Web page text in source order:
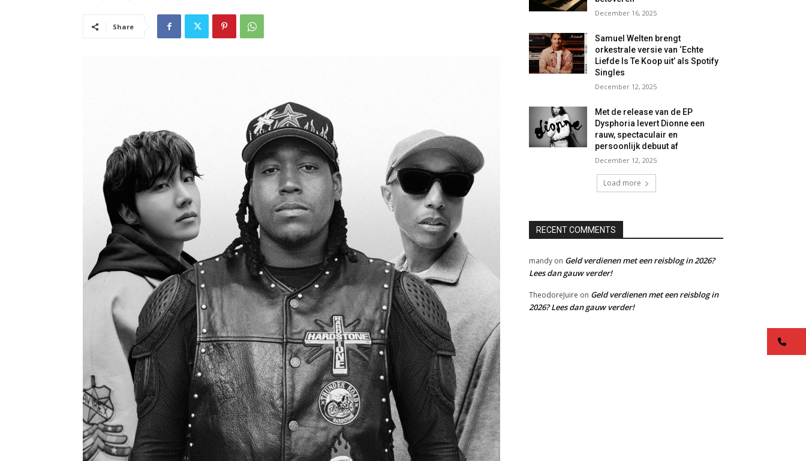
Share
December 16, 2025
Samuel Welten brengt
orkestrale versie van ‘Echte
Liefde Is Te Koop uit’ als Spotify
Singles
December 12, 2025
Met de release van de EP
Dysphoria levert Dionne een
rauw, spectaculair en
persoonlijk debuut af
December 12, 2025
Load more
RECENT COMMENTS
mandy on Geld verdienen met een reisblog in 2026?
Lees dan gauw verder!
TheodoreJuire on Geld verdienen met een reisblog in
2026? Lees dan gauw verder!